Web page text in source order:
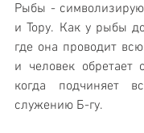
Рыбы -
и Тору. Как у рыбы
где она проводит
и человек обретает
когда подчиняет
служению Б-гу.